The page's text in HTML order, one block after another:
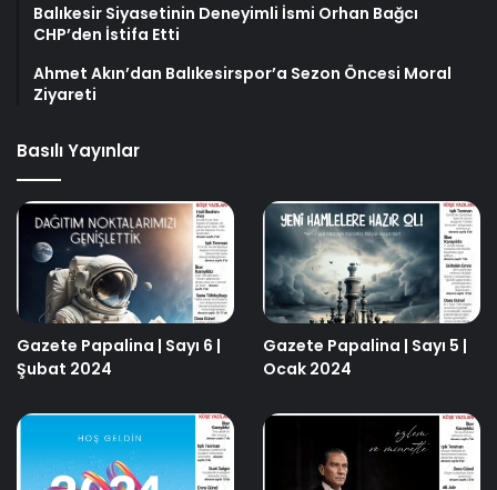
Balıkesir Siyasetinin Deneyimli İsmi Orhan Bağcı
CHP’den İstifa Etti
Ahmet Akın’dan Balıkesirspor’a Sezon Öncesi Moral
Ziyareti
Basılı Yayınlar
Gazete Papalina | Sayı 6 |
Şubat 2024
Gazete Papalina | Sayı 5 |
Ocak 2024